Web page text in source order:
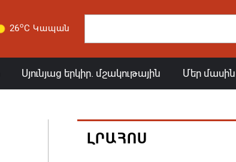
26oC Կապան
Սյունյաց երկիր. մշակութային Մեր մասին
ԼՐԱՀՈՍ